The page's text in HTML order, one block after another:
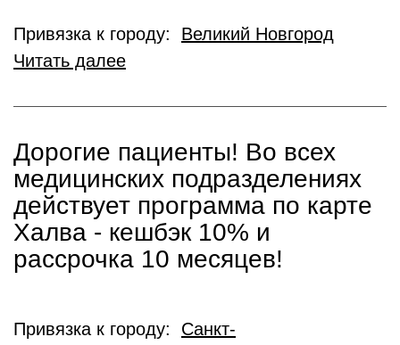
Привязка к городу: Великий Новгород
Читать далее
Дорогие пациенты! Во всех
медицинских подразделениях
действует программа по карте
Халва - кешбэк 10% и
рассрочка 10 месяцев!
Привязка к городу: Санкт-